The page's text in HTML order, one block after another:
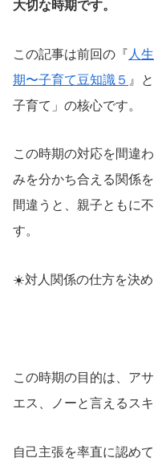
大切な時期です。
この記事は前回の『 人
期〜子育て豆知識５ 』
子育て」の核心です。
この時期の対応を間違
みを分かち合える関係
間違うと、親子ともに
す。
☀️対人関係の仕方を決
この時期の目的は、ア
エス、ノーと言えるス
自己主張を率直に認め